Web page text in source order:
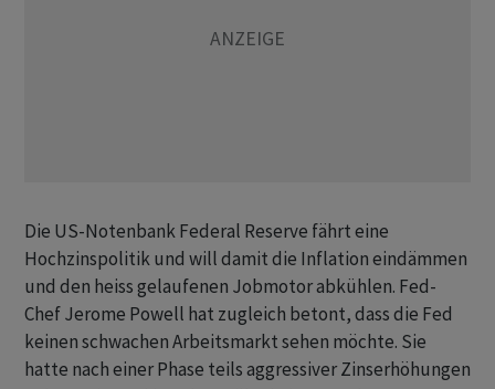
Die US-Notenbank Federal Reserve fährt eine
Hochzinspolitik und will damit die Inflation eindämmen
und den heiss gelaufenen Jobmotor abkühlen. Fed-
Chef Jerome Powell hat zugleich betont, dass die Fed
keinen schwachen Arbeitsmarkt sehen möchte. Sie
hatte nach einer Phase teils aggressiver Zinserhöhungen